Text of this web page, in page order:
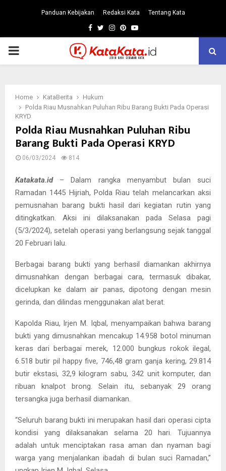
Panduan Kebijakan Redaksi Kata Tentang Kata
Facebook
TwitterInstagram
Pinterest
Youtube
PRIMARY
Home KataBerita
Hukum
Polda Riau Musnahkan Puluhan Ribu Barang Bukti Pada Operasi
KRYD
Polda Riau Musnahkan Puluhan Ribu
Barang Bukti Pada Operasi KRYD
06/03/2024 814
Katakata.id– Dalam rangka menyambut bulan suci
Ramadan 1445 Hijriah, Polda Riau telah melancarkan aksi
pemusnahan barang bukti hasil dari kegiatan rutin yang
ditingkatkan. Aksi ini dilaksanakan pada Selasa pagi
(5/3/2024), setelah operasi yang berlangsung sejak tanggal
20 Februari lalu.
Berbagai barang bukti yang berhasil diamankan akhirnya
dimusnahkan dengan berbagai cara, termasuk dibakar,
dicelupkan ke dalam air panas, dipotong dengan mesin
gerinda, dan dilindas menggunakan alat berat.
Kapolda Riau, Irjen M. Iqbal, menyampaikan bahwa barang
bukti yang dimusnahkan mencakup 14.958 botol minuman
keras dari berbagai merek, 12.000 bungkus rokok ilegal,
6.518 butir pil happy five, 746,48 gram ganja kering, 29.814
butir ekstasi, 32,9 kilogram sabu, 342 unit komputer, dan
ribuan knalpot brong. Selain itu, sebanyak 29 orang
tersangka juga berhasil diamankan.
“Seluruh barang bukti ini merupakan hasil dari operasi cipta
kondisi yang dilaksanakan selama 20 hari. Tujuannya
adalah untuk menciptakan rasa aman dan nyaman bagi
warga yang menjalankan ibadah di bulan suci Ramadan,”